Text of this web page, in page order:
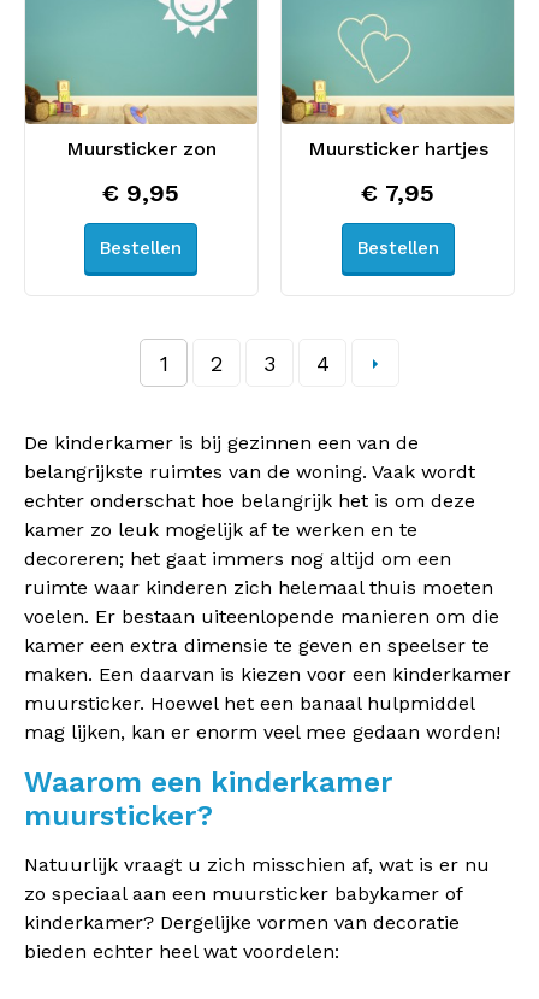
Muursticker zon
€ 9,95
Bestellen
Muursticker hartjes
€ 7,95
Bestellen
1 2 3 4
De kinderkamer is bij gezinnen een van de
belangrijkste ruimtes van de woning. Vaak wordt
echter onderschat hoe belangrijk het is om deze
kamer zo leuk mogelijk af te werken en te
decoreren; het gaat immers nog altijd om een
ruimte waar kinderen zich helemaal thuis moeten
voelen. Er bestaan uiteenlopende manieren om die
kamer een extra dimensie te geven en speelser te
maken. Een daarvan is kiezen voor een kinderkamer
muursticker. Hoewel het een banaal hulpmiddel
mag lijken, kan er enorm veel mee gedaan worden!
Waarom een kinderkamer
muursticker?
Natuurlijk vraagt u zich misschien af, wat is er nu
zo speciaal aan een muursticker babykamer of
kinderkamer? Dergelijke vormen van decoratie
bieden echter heel wat voordelen: